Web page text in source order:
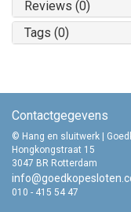
Reviews (0)
Tags (0)
Contactgegevens
© Hang en sluitwerk |
Hongkongstraat 15
3047 BR Rotterdam
010 - 415 54 47